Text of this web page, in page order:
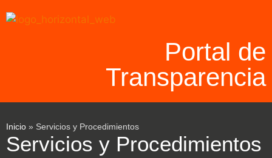
Portal de
Transparencia
Inicio » Servicios y Procedimientos
Servicios y Procedimientos